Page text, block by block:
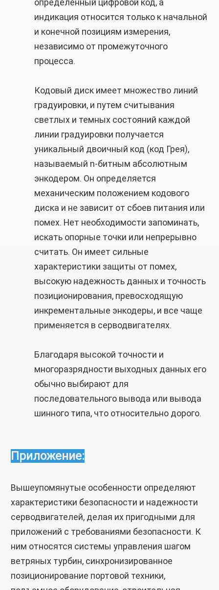
определенный цифровой код, а
индикация относится только к начальной
и конечной позициям измерения,
независимо от промежуточного
процесса.
Кодовый диск имеет множество линий
градуировки, и путем считывания
светлых и темных состояний каждой
линии градуировки получается
уникальный двоичный код (код Грея),
называемый n-битным абсолютным
энкодером. Он определяется
механическим положением кодового
диска и не зависит от сбоев питания или
помех. Нет необходимости запоминать,
искать опорные точки или непрерывно
считать. Он имеет сильные
характеристики защиты от помех,
высокую надежность данных и точность
позиционирования, превосходящую
инкрементальные энкодеры, и все чаще
применяется в серводвигателях.
Благодаря высокой точности и
многоразрядности выходных данных его
обычно выбирают для
последовательного вывода или вывода
шинного типа, что относительно дорого.
Приложение:
Вышеупомянутые особенности определяют
характеристики безопасности и надежности
серводвигателей, делая их пригодными для
приложений с требованиями безопасности. К
ним относятся системы управления шагом
ветряных турбин, синхронизированное
позиционирование портовой техники,